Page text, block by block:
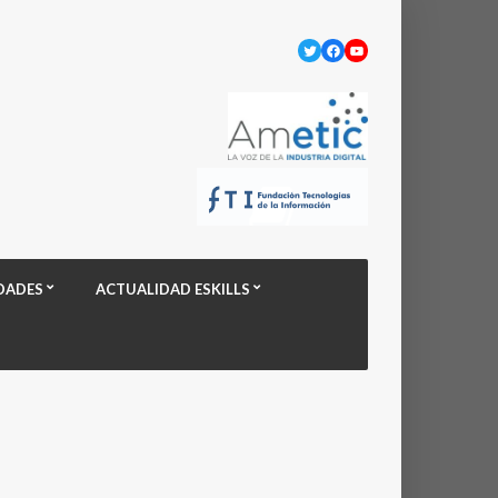
Twitter
Facebook
YouTube
ACTUALIDAD ESKILLS